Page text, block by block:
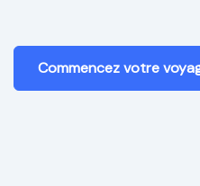
Commencez votre